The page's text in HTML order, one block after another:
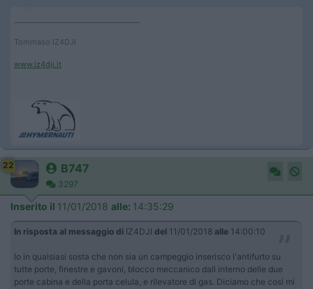
Tommaso IZ4DJI
www.iz4dji.it
22 B747
3297
Inserito il 11/01/2018 alle: 14:35:29
In risposta al messaggio di IZ4DJI del 11/01/2018 alle 14:00:10
Io in qualsiasi sosta che non sia un campeggio inserisco l'antifurto su
tutte porte, finestre e gavoni, blocco meccanico dall interno delle due
porte cabina e della porta celula, e rilevatore di gas. Diciamo che così mi